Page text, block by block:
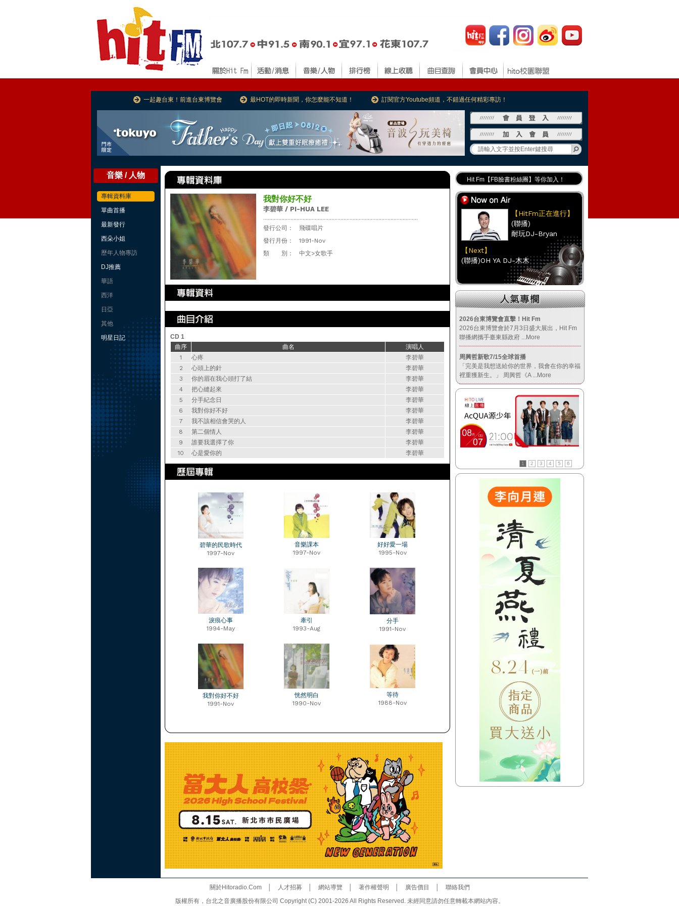
一起趣台東！前進台東博覽會 最HOT的即時新聞，你怎麼能不知道！ 訂閱官方Youtube頻道，不錯過任何精彩專訪！
音樂 / 人物
專輯資料庫
單曲首播
最新發行
西朵小姐
歷年人物專訪
DJ推薦
華語
西洋
日亞
其他
明星日記
我對你好不好
李碧華 / PI-HUA LEE
......................................................................................................
發行公司：
飛碟唱片
發行月份：
1991-Nov
類 別：
中文>女歌手
CD 1
曲序
曲名
演唱人
1
心疼
李碧華
2
心頭上的針
李碧華
3
你的眉在我心頭打了結
李碧華
4
把心縫起來
李碧華
5
分手紀念日
李碧華
6
我對你好不好
李碧華
7
我不該相信會哭的人
李碧華
8
第二個情人
李碧華
9
誰要我選擇了你
李碧華
10
心是愛你的 李碧華
碧華的民歌時代
1997-Nov
音樂課本
1997-Nov
好好愛一場
1995-Nov
淚痕心事
1994-May
牽引
1993-Aug
分手
1991-Nov
我對你好不好
1991-Nov
恍然明白
1990-Nov
等待
1988-Nov
Hit Fm【FB臉書粉絲團】等你加入！
最專業《DJ推薦》好音樂千萬別錯過！
好康報報 最新優惠訊息都在這！
Hit Fm的【IG】新鮮又好玩快加入！
【HitFm正在進行】
(聯播)
耐玩DJ-Bryan
【Next】
(聯播)OH YA DJ-木木
【HitFm正在進行】
(聯播)
耐玩DJ-Bryan
【Next】
(聯播)OH YA DJ-木木
【HitFm正在進行】
(聯播)
耐玩DJ-Bryan
【Next】
(聯播)OH YA DJ-木木
(聯播)
耐玩DJ-Bryan
【Next】
(聯播)OH YA DJ-木木
【HitFm正在進行】
(聯播)
耐玩DJ-Bryan
(聯播)OH YA DJ-木木
2026台東博覽會直擊！Hit Fm
2026台東博覽會於7月3日盛大展出，Hit Fm
聯播網攜手臺東縣政府 ...More
周興哲新歌7/15全球首播
「完美是我想送給你的世界，我會在你的幸福
裡重獲新生。」 周興哲《A ...More
1 2 3 4 5 6
關於Hitoradio.Com│ 人才招募 網站導覽 著作權聲明 廣告價目
聯絡我們
版權所有，台北之音廣播股份有限公司 Copyright (C) 2001-2026 All Rights Reserved. 未經同意請勿任意轉載本網站內容。